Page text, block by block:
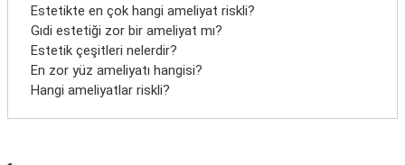
Estetikte en çok hangi ameliyat riskli?
Gıdi estetiği zor bir ameliyat mı?
Estetik çeşitleri nelerdir?
En zor yüz ameliyatı hangisi?
Hangi ameliyatlar riskli?